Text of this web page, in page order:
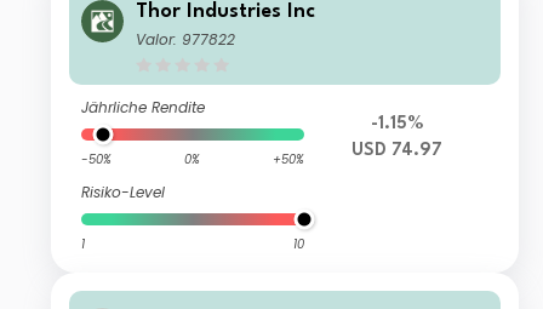
Thor Industries Inc
Valor: 977822
Jährliche Rendite
-50% 0% +50%
Risiko-Level
1 10
-1.15%
USD 74.97